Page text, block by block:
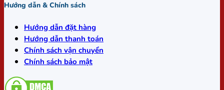
Hướng dẫn & Chính sách
Hướng dẫn đặt hàng
Hướng dẫn thanh toán
Chính sách vận chuyển
Chính sách bảo mật